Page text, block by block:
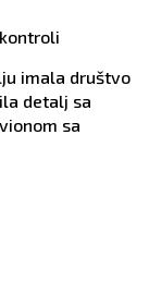
imala društvo
detalj sa
sa